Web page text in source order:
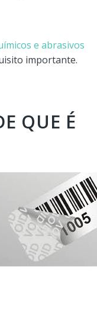
e abrasivos
importante.
QUE É